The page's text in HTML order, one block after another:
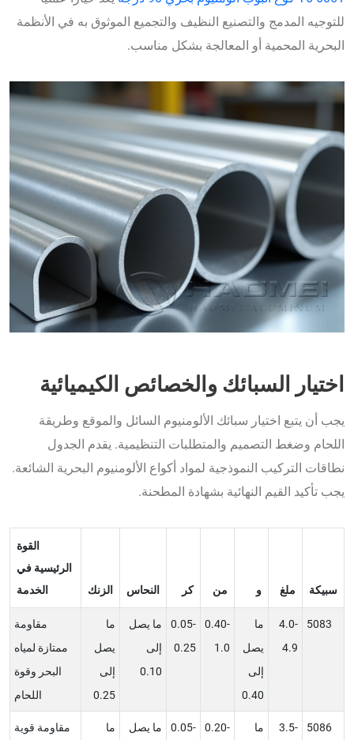
للتوجيه المدمج والتصنيع النظيف والتجميع الموثوق به في الأنظمة
البحرية المحمية أو المعالجة بشكل مناسب.
اختيار السبائك والخصائص الكيميائية
يجب أن يتبع اختيار سبائك الألومنيوم السائل والموقع وطريقة
اللحام وضغط التصميم والمتطلبات التنظيمية. يقدم الجدول
نطاقات التركيب النموذجية لمواد أكواع الألومنيوم البحرية الشائعة.
يجب تأكيد القيم النهائية بشهادة المطحنة.
سبيكة ملغ و من كر النحاس الزنك
القوة
الرئيسية في
الخدمة
5083
4.0-
4.9
ما
يصل
إلى
0.40
0.40-
1.0
0.05-
0.25
ما يصل
إلى
0.10
ما
يصل
إلى
0.25
مقاومة
ممتازة لمياه
البحر وقوة
اللحام
5086
3.5-
ما
0.20-
0.05-
ما يصل
ما
مقاومة قوية